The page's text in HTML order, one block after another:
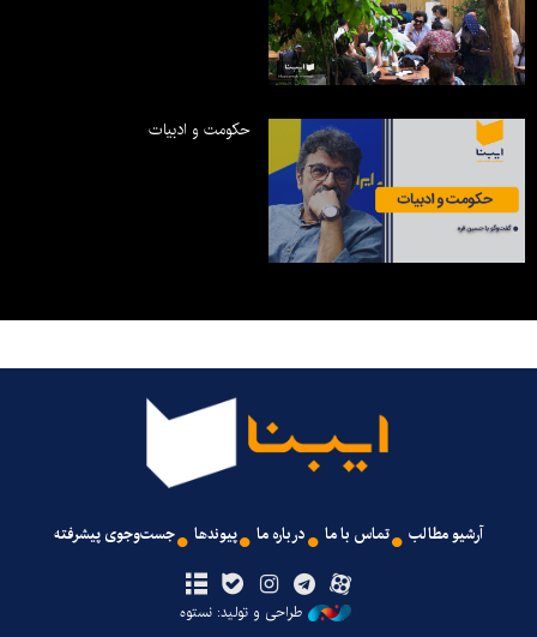
حکومت و ادبیات
آرشیو مطالب تماس با ما درباره ما پیوندها جست‌وجوی پیشرفته
طراحی و تولید: نستوه